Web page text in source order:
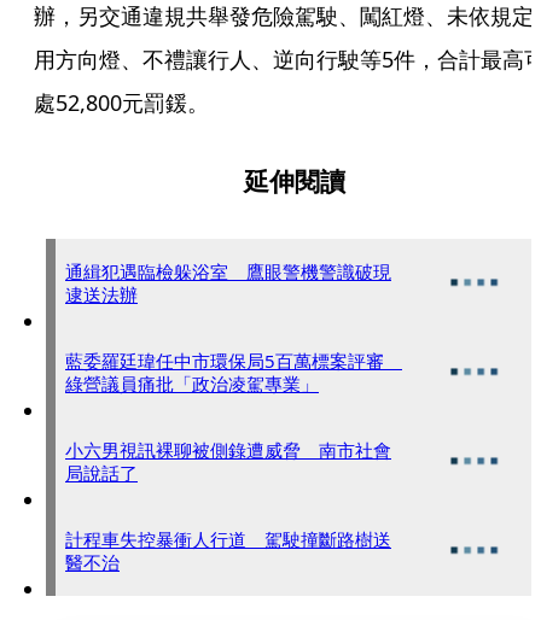
辦，另交通違規共舉發危險駕駛、闖紅燈、未依規定
用方向燈、不禮讓行人、逆向行駛等5件，合計最高
處52,800元罰鍰。
延伸閱讀
通緝犯遇臨檢躲浴室 鷹眼警機警識破現
逮送法辦
藍委羅廷瑋任中市環保局5百萬標案評審
綠營議員痛批「政治凌駕專業」
小六男視訊裸聊被側錄遭威脅 南市社會
局說話了
計程車失控暴衝人行道 駕駛撞斷路樹送
醫不治